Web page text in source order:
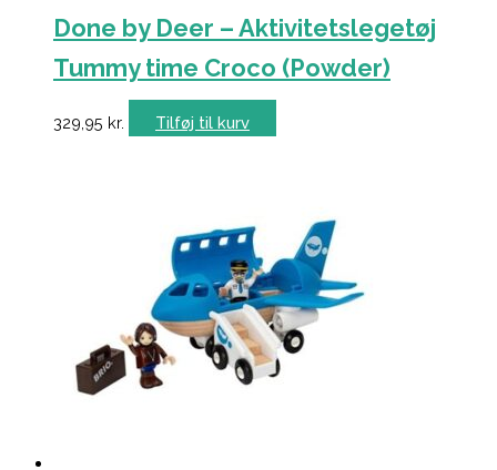
Done by Deer – Aktivitetslegetøj
Tummy time Croco (Powder)
329,95 kr. Tilføj til kurv